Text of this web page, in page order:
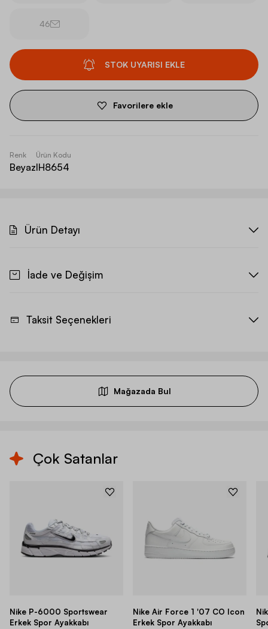
46
STOK UYARISI EKLE
Favorilere ekle
Renk
Beyaz
Ürün Kodu
IH8654
Ürün Detayı
İade ve Değişim
Taksit Seçenekleri
Mağazada Bul
Çok Satanlar
Nike P-6000 Sportswear
Erkek Spor Ayakkabı
Nike Air Force 1 '07 CO Icon
Erkek Spor Ayakkabı